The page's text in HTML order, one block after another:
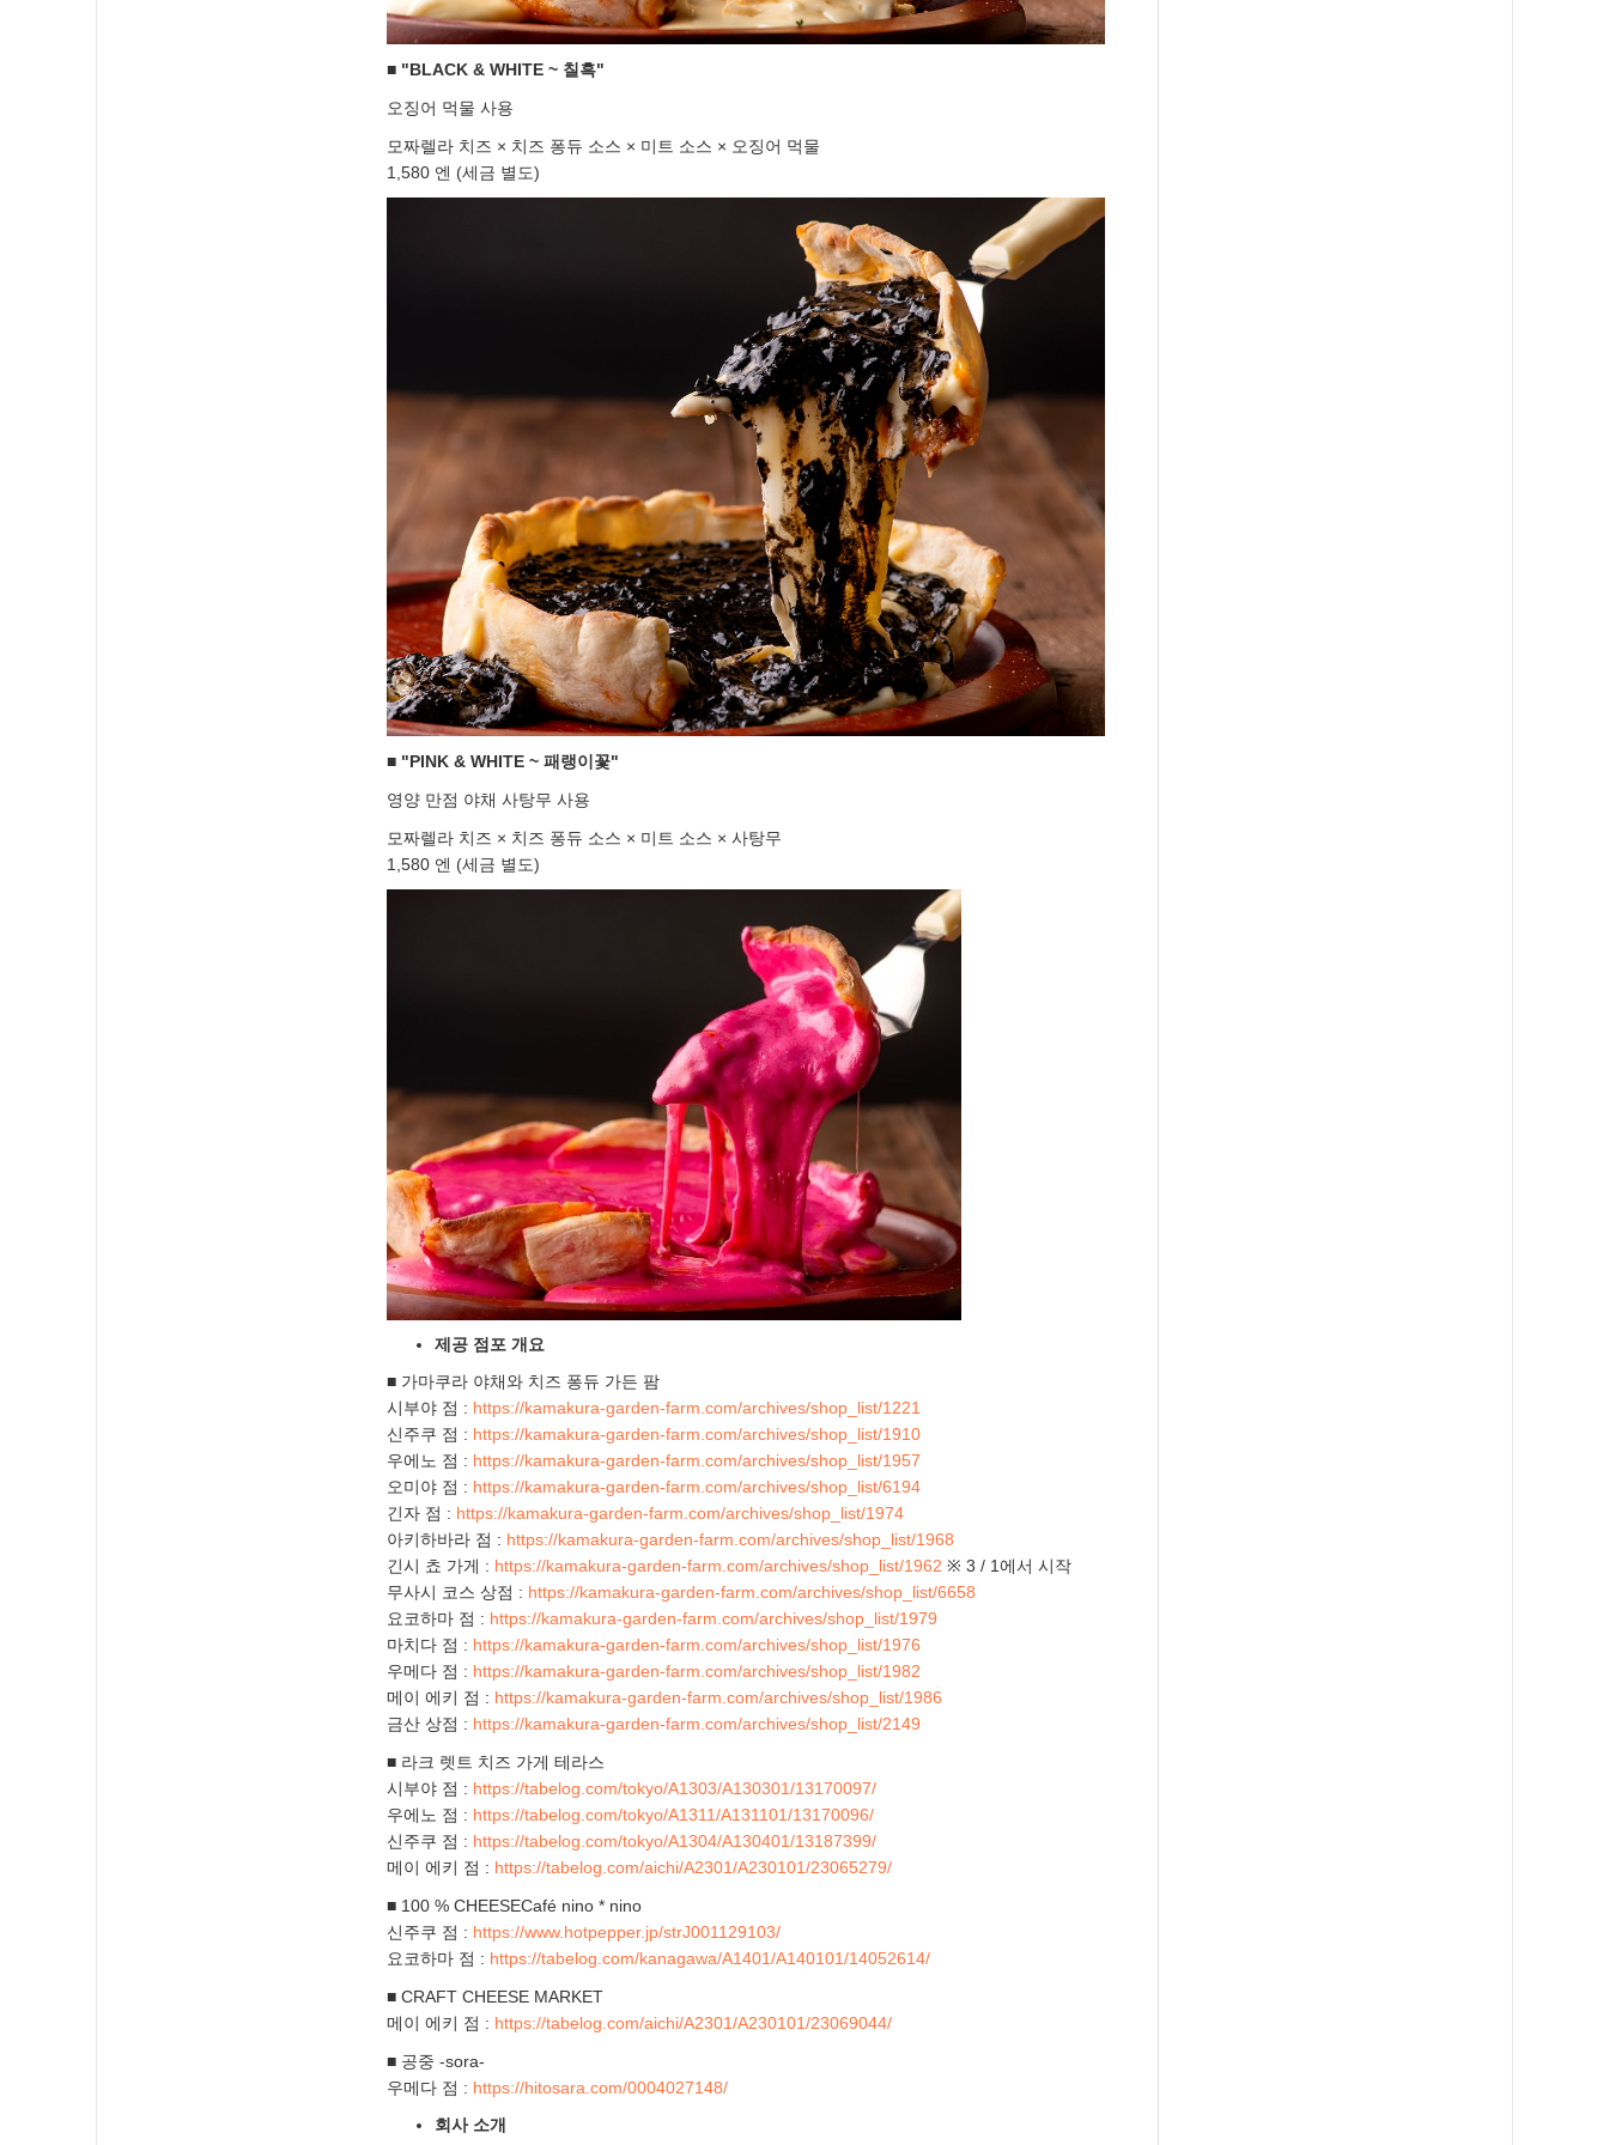
■ "BLACK & WHITE ~ 칠흑"
오징어 먹물 사용
모짜렐라 치즈 × 치즈 퐁듀 소스 × 미트 소스 × 오징어 먹물
1,580 엔 (세금 별도)
■ "PINK & WHITE ~ 패랭이꽃"
영양 만점 야채 사탕무 사용
모짜렐라 치즈 × 치즈 퐁듀 소스 × 미트 소스 × 사탕무
1,580 엔 (세금 별도)
제공 점포 개요
■ 가마쿠라 야채와 치즈 퐁듀 가든 팜
시부야 점 : https://kamakura-garden-farm.com/archives/shop_list/1221
신주쿠 점 : https://kamakura-garden-farm.com/archives/shop_list/1910
우에노 점 : https://kamakura-garden-farm.com/archives/shop_list/1957
오미야 점 : https://kamakura-garden-farm.com/archives/shop_list/6194
긴자 점 : https://kamakura-garden-farm.com/archives/shop_list/1974
아키하바라 점 : https://kamakura-garden-farm.com/archives/shop_list/1968
긴시 쵸 가게 : https://kamakura-garden-farm.com/archives/shop_list/1962 ※ 3 / 1에서 시작
무사시 코스 상점 : https://kamakura-garden-farm.com/archives/shop_list/6658
요코하마 점 : https://kamakura-garden-farm.com/archives/shop_list/1979
마치다 점 : https://kamakura-garden-farm.com/archives/shop_list/1976
우메다 점 : https://kamakura-garden-farm.com/archives/shop_list/1982
메이 에키 점 : https://kamakura-garden-farm.com/archives/shop_list/1986
금산 상점 : https://kamakura-garden-farm.com/archives/shop_list/2149
■ 라크 렛트 치즈 가게 테라스
시부야 점 : https://tabelog.com/tokyo/A1303/A130301/13170097/
우에노 점 : https://tabelog.com/tokyo/A1311/A131101/13170096/
신주쿠 점 : https://tabelog.com/tokyo/A1304/A130401/13187399/
메이 에키 점 : https://tabelog.com/aichi/A2301/A230101/23065279/
■ 100 % CHEESECafé nino * nino
신주쿠 점 : https://www.hotpepper.jp/strJ001129103/
요코하마 점 : https://tabelog.com/kanagawa/A1401/A140101/14052614/
■ CRAFT CHEESE MARKET
메이 에키 점 : https://tabelog.com/aichi/A2301/A230101/23069044/
■ 공중 -sora-
우메다 점 : https://hitosara.com/0004027148/
회사 소개